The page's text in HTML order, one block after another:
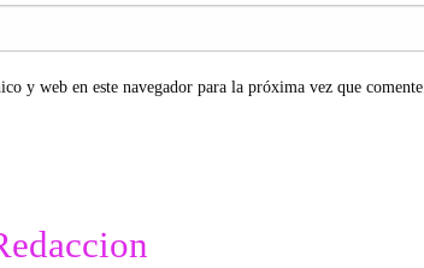
y web en este navegador para la próxima vez que comente.